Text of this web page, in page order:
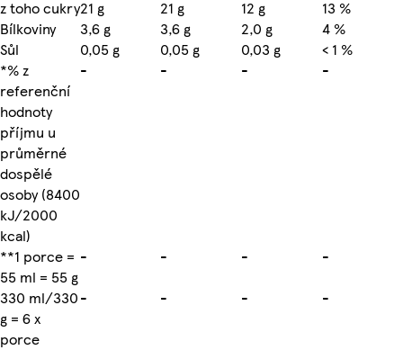
z toho cukry21 g 21 g 12 g
13 %
Bílkoviny
3,6 g 3,6 g 2,0 g
4 %
Sůl
0,05 g 0,05 g 0,03 g
< 1 %
*% z
referenční
hodnoty
příjmu u
průměrné
dospělé
osoby (8400
kJ/2000
kcal)
- - - -
**1 porce =
55 ml = 55 g
- - -
-
330 ml/330
g = 6 x
porce
- - - -